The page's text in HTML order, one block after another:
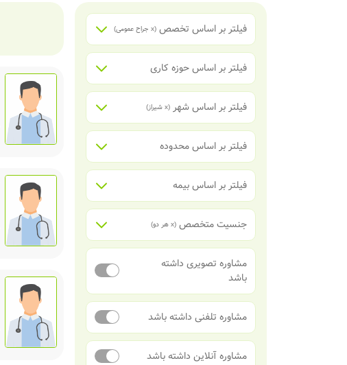
فیلتر بر اساس تخصص (x جراح عمومی)
فیلتر بر اساس حوزه کاری
فیلتر بر اساس شهر (x شیراز)
فیلتر بر اساس محدوده
فیلتر بر اساس بیمه
جنسیت متخصص (x هر دو)
مشاوره تصویری داشته
باشد
مشاوره تلفنی داشته باشد
مشاوره آنلاین داشته باشد